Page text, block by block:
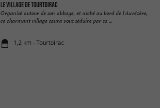
LE VILLAGE DE TOURTOIRAC
Organisé autour de son abbaye, et niché au bord de l'Auvézère,
ce charmant village saura vous séduire par sa ...
1,2 km - Tourtoirac